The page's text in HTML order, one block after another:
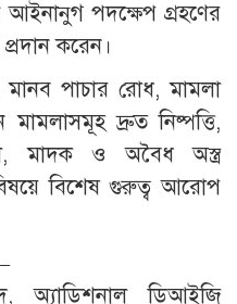
আইনানুগ পদক্ষেপ গ্রহণের
করেন।
মানব পাচার রোধ, মামলা
মামলাসমূহ দ্রুত নিষ্পত্তি,
মাদক ও অবৈধ অস্ত্র
বিশেষ গুরুত্ব আরোপ
অ্যাডিশনাল ডিআইজি